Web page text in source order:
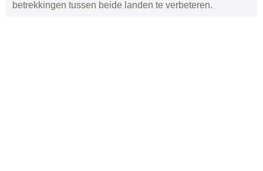
betrekkingen tussen beide landen te verbeteren.